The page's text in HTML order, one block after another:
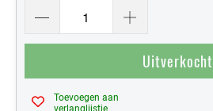
Uitverkocht
Toevoegen aan
verlanglijstje